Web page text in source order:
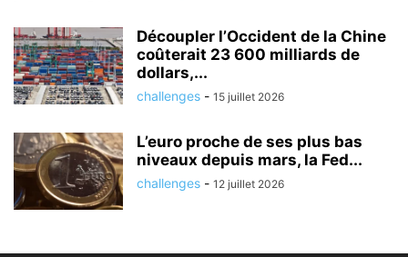
Découpler l’Occident de la Chine
coûterait 23 600 milliards de
dollars,...
challenges - 15 juillet 2026
L’euro proche de ses plus bas
niveaux depuis mars, la Fed...
challenges - 12 juillet 2026